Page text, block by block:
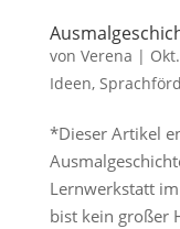
von Verena |
Ideen,
*Dieser Artikel
Lernwerkstatt
bist kein großer